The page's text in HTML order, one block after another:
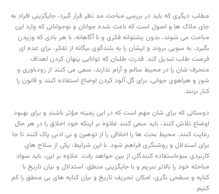
مطلب دیگری که باید در بررسی مباحث مد نظر قرار گیرد، جایگزینی افراد به
جای ملاک ها و اصول است که باعث شده جوانان و نوجوانانی که وارد این
مباحث می شوند، بدون پشتوانه فکری و نا آگاهانه، با هر بادی که وزیدن
بگیرد، به سویی بروند و ایشان را به بلندگوی بیگانه از تفکر، برای عده ای
فرصت طلب تبدیل کند. قدرت طلبان که توانایی پنهان کردن اهداف
منحرف شان را در محیط سالم و آرام ندارند، سعی می کنند از زودباوری و
شور و هیاهوی جوانی، برای گل آلود کردن اوضاع استفاده کنند و قانون را
کنار بزنند.
دوستانی که برای شان مهم است که در این زمینه مؤثر باشند و برای بهبود
اوضاع تلاش کنند، باید سعی کنند علاوه بر اینکه خود اخلاق را در هر حال
رعایت کنند، محیط بحث ها را اخلاقی را از توهین و بی ادبی پاک کنند تا جا
برای استدلال و روشنگری فراهم شود. با این شرایط، یکی از سلاح های
کاربردی سوءاستفاده کنندگان از بین خواهد رفت. علاوه بر این، باید سواد
مباحثه خود را بالاتر ببریم و با جایگزینی منطق، استدلال و بیان تاریخ با
کنایه و سطحی نگری، امکان تحریف تاریخ و بیان کنایه های بی منطق را کم
کنیم.